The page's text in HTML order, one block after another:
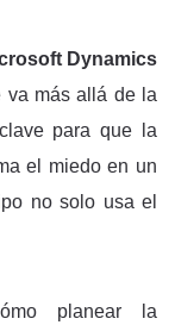
Dynamics
más allá de la
para que la
el miedo en un
no solo usa el
planear la